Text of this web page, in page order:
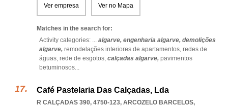
Ver empresa Ver no Mapa
Matches in the search for:
Activity categories: ... algarve, engenharia algarve, demolições
algarve, remodelações interiores de apartamentos, redes de
águas, rede de esgotos, calçadas algarve, pavimentos
betuminosos...
Café Pastelaria Das Calçadas, Lda
R CALÇADAS 390, 4750-123, ARCOZELO BARCELOS,